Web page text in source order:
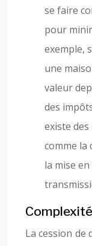
se faire
pour
exemple,
une
valeur
des
existe
comme la
la mise
La cession